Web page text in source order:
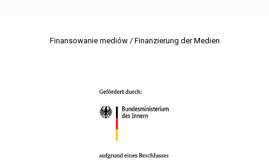
Finansowanie mediów / Finanzierung der Medien